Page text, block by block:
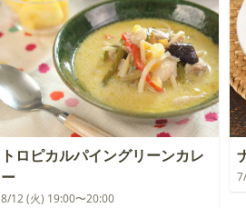
トロピカルパイングリーンカレ
ー
8/12 (火) 19:00〜20:00